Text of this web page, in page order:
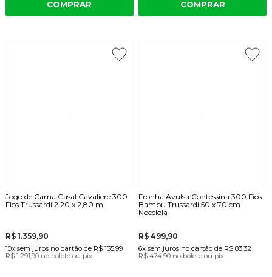
COMPRAR COMPRAR
Jogo de Cama Casal Cavaliere 300
Fios Trussardi 2,20 x 2,80 m
R$ 1.359,90
10x sem juros no cartãode R$ 135,99
R$ 1.291,90 no boleto ou pix
Fronha Avulsa Contessina 300 Fios
Bambu Trussardi 50 x 70 cm
Nocciola
R$ 499,90
6x sem juros no cartão de R$ 83,32
R$ 474,90 no boleto ou pix